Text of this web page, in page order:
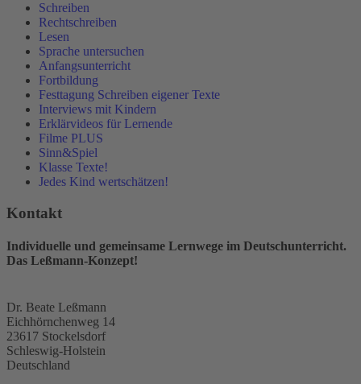
Schreiben
Rechtschreiben
Lesen
Sprache untersuchen
Anfangsunterricht
Fortbildung
Festtagung Schreiben eigener Texte
Interviews mit Kindern
Erklärvideos für Lernende
Filme PLUS
Sinn&Spiel
Klasse Texte!
Jedes Kind wertschätzen!
Kontakt
Individuelle und gemeinsame Lernwege im Deutschunterricht.
Das Leßmann-Konzept!
Dr. Beate Leßmann
Eichhörnchenweg 14
23617 Stockelsdorf
Schleswig-Holstein
Deutschland